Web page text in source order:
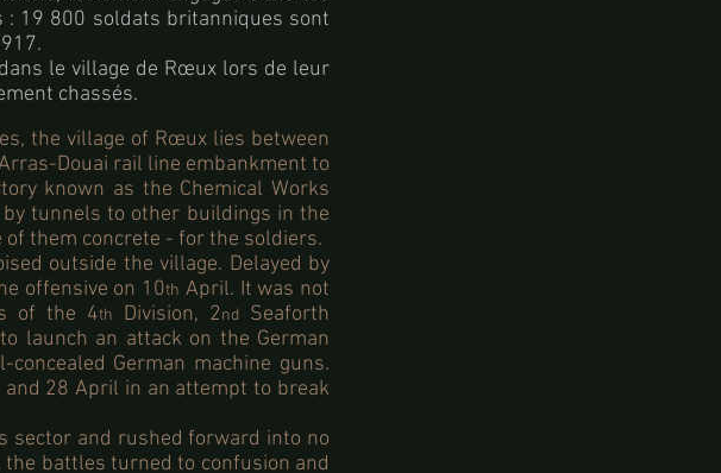
19 800 soldats britanniques sont
le village de Rœux lors de leur
chassés.
the village of Rœux lies between
Douai rail line embankment to
known as the Chemical Works
tunnels to other buildings in the
them concrete - for the soldiers.
outside the village. Delayed by
offensive on 10th April. It was not
of the 4th Division, 2nd
Seaforth
launch an attack on the German
German machine guns.
28 April in an attempt to break
sector and rushed forward into no
battles turned to confusion and